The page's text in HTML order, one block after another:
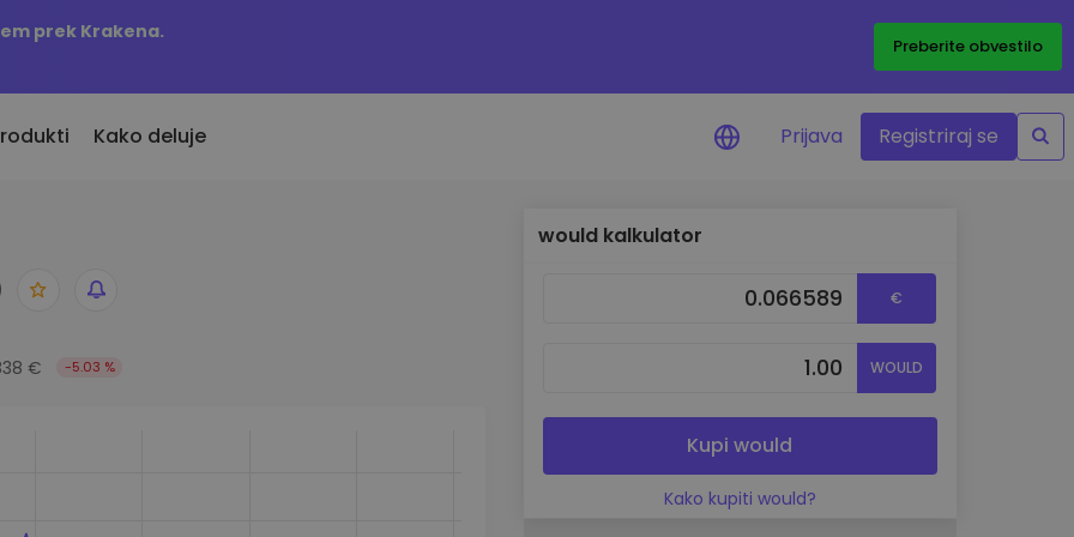
prek Krakena.
Preberite obvestilo
dodani
dodane kriptovalute
bi bil vreden
Zaslužite nagrade s svojim
kriptovalutami
Varčujte kriptovalute za svojo
Analitika portfelja
Kako deluje Prijava Registriraj se
€ -5.03 %
would kalkulator
€
WOULD
Kupi would
Kako kupiti would?